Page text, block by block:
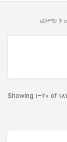
و رومیزی
Showing 1–20 of